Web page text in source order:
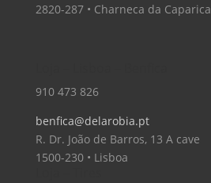
2820-287 • Charneca da Caparica
910 473 826
benfica@delarobia.pt
R. Dr. João de Barros, 13 A cave
1500-230 • Lisboa